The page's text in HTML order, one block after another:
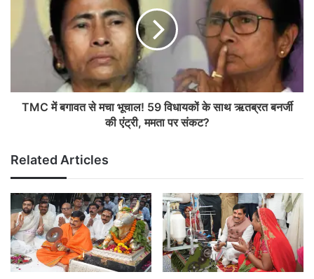
TMC में बगावत से मचा भूचाल! 59 विधायकों के साथ ऋतब्रत बनर्जी
की एंट्री, ममता पर संकट?
Related Articles